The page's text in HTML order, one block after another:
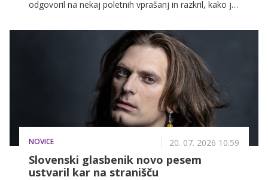
odgovoril na nekaj poletnih vprašanj in razkril, kako je
playlisti ter kako preživlja proste trenutke.
NOVICE 20. 07. 2026 10.59
Slovenski glasbenik novo pesem
ustvaril kar na stranišču